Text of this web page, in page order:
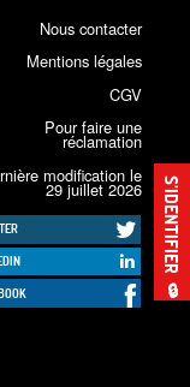
S’IDENTIFIER
🔒
Nous contacter
Mentions légales
CGV
Pour faire une
réclamation
modification le
29 juillet 2026